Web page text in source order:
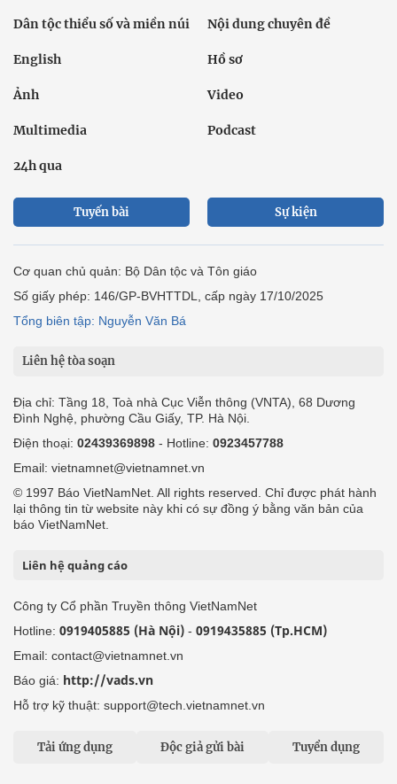
Dân tộc thiểu số và miền núi Nội dung chuyên đề
English Hồ sơ
Ảnh Video
Multimedia Podcast
24h qua
Tuyến bài Sự kiện
Cơ quan chủ quản: Bộ Dân tộc và Tôn giáo
Số giấy phép: 146/GP-BVHTTDL, cấp ngày 17/10/2025
Tổng biên tập: Nguyễn Văn Bá
Liên hệ tòa soạn
Địa chỉ: Tầng 18, Toà nhà Cục Viễn thông (VNTA), 68 Dương
Đình Nghệ, phường Cầu Giấy, TP. Hà Nội.
Điện thoại: 02439369898 - Hotline: 0923457788
Email: vietnamnet@vietnamnet.vn
© 1997 Báo VietNamNet. All rights reserved. Chỉ được phát hành
lại thông tin từ website này khi có sự đồng ý bằng văn bản của
báo VietNamNet.
Liên hệ quảng cáo
Công ty Cổ phần Truyền thông VietNamNet
Hotline: 0919405885 (Hà Nội) - 0919435885 (Tp.HCM)
Email: contact@vietnamnet.vn
Báo giá: http://vads.vn
Hỗ trợ kỹ thuật: support@tech.vietnamnet.vn
Tải ứng dụng Độc giả gửi bài Tuyển dụng